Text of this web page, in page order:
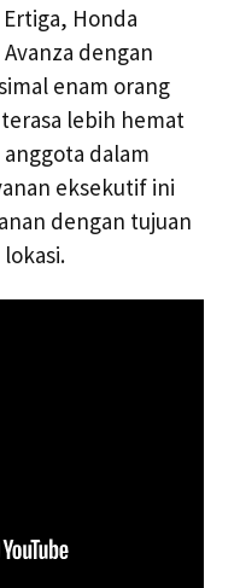
Honda
dengan
enam orang
lebih hemat
dalam
eksekutif ini
dengan tujuan